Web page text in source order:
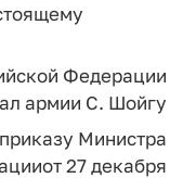
Федерации
армии С. Шойгу
Министра
от 27 декабря